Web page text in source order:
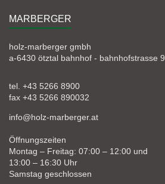
MARBERGER
holz-marberger gmbh
a-6430 ötztal bahnhof - bahnhofstrasse 9
tel. +43 5266 8900
fax +43 5266 890032
info@holz-marberger.at
Öffnungszeiten
Montag – Freitag: 07:00 – 12:00 und
13:00 – 16:30 Uhr
Samstag geschlossen